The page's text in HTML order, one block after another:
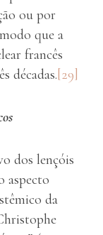
ou por
que a
francês
décadas.[29]
dos lençóis
aspecto
da